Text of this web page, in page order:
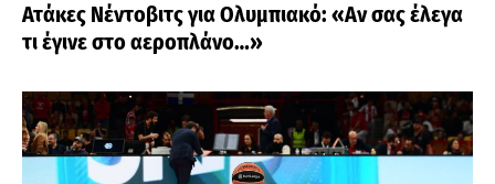
Ατάκες Νέντοβιτς για Ολυμπιακό: «Αν σας έλεγα
τι έγινε στο αεροπλάνο…»